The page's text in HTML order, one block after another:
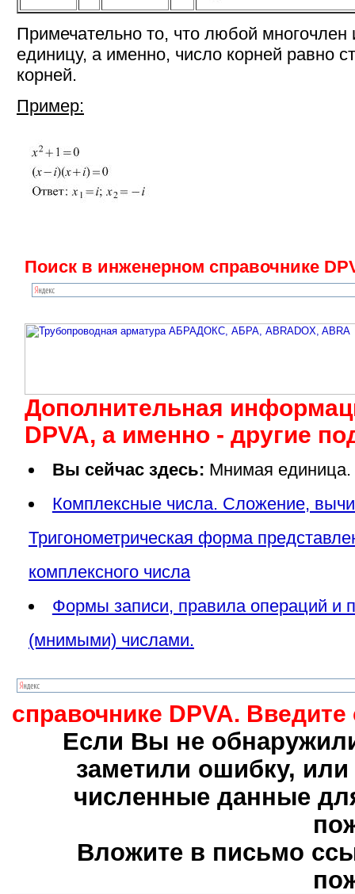
Примечательно то, что любой
единицу, а именно, число корней равно
корней.
Пример:
Поиск в инженерном справочнике
Дополнительная
DPVA, а именно - другие
Вы сейчас здесь: Мнимая
Комплексные числа. Сложение,
Тригонометрическая форма
комплексного числа
Формы записи, правила операций и
(мнимыми) числами.
справочнике DPVA.
Если Вы не
заметили ошибку,
численные данные
Вложите в письмо